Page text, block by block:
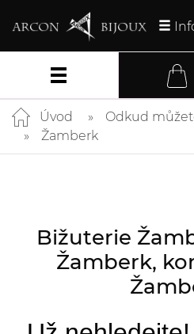
Úvod
Odkud
Žamberk
Bižuterie
Žamberk,